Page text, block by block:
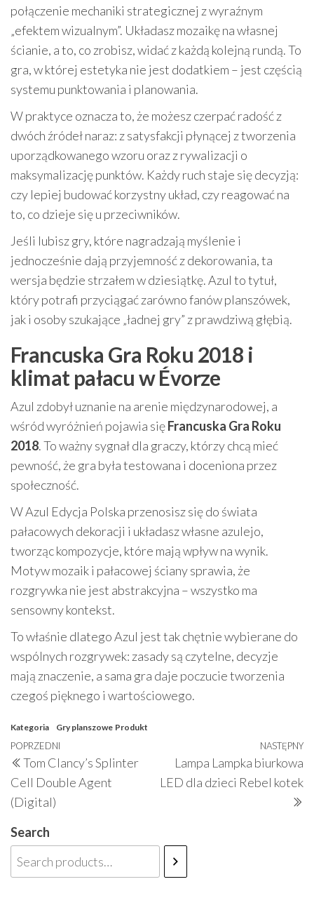
połączenie mechaniki strategicznej z wyraźnym
„efektem wizualnym”. Układasz mozaikę na własnej
ścianie, a to, co zrobisz, widać z każdą kolejną rundą. To
gra, w której estetyka nie jest dodatkiem – jest częścią
systemu punktowania i planowania.
W praktyce oznacza to, że możesz czerpać radość z
dwóch źródeł naraz: z satysfakcji płynącej z tworzenia
uporządkowanego wzoru oraz z rywalizacji o
maksymalizację punktów. Każdy ruch staje się decyzją:
czy lepiej budować korzystny układ, czy reagować na
to, co dzieje się u przeciwników.
Jeśli lubisz gry, które nagradzają myślenie i
jednocześnie dają przyjemność z dekorowania, ta
wersja będzie strzałem w dziesiątkę. Azul to tytuł,
który potrafi przyciągać zarówno fanów planszówek,
jak i osoby szukające „ładnej gry” z prawdziwą głębią.
Francuska Gra Roku 2018 i
klimat pałacu w Évorze
Azul zdobył uznanie na arenie międzynarodowej, a
wśród wyróżnień pojawia sięFrancuska Gra Roku
2018. To ważny sygnał dla graczy, którzy chcą mieć
pewność, że gra była testowana i doceniona przez
społeczność.
W Azul Edycja Polska przenosisz się do świata
pałacowych dekoracji i układasz własne azulejo,
tworząc kompozycje, które mają wpływ na wynik.
Motyw mozaik i pałacowej ściany sprawia, że
rozgrywka nie jest abstrakcyjna – wszystko ma
sensowny kontekst.
To właśnie dlatego Azul jest tak chętnie wybierane do
wspólnych rozgrywek: zasady są czytelne, decyzje
mają znaczenie, a sama gra daje poczucie tworzenia
czegoś pięknego i wartościowego.
Kategoria Gry planszowe Produkt
Nawigacja
wpisu
Poprzedni
wpis
POPRZEDNI
Tom Clancy’s Splinter
Cell Double Agent
(Digital)
NASTĘPNY
Lampa Lampka biurkowa
LED dla dzieci Rebel kotek
Search